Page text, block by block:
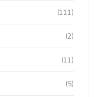
(111)
(2)
(11)
(5)